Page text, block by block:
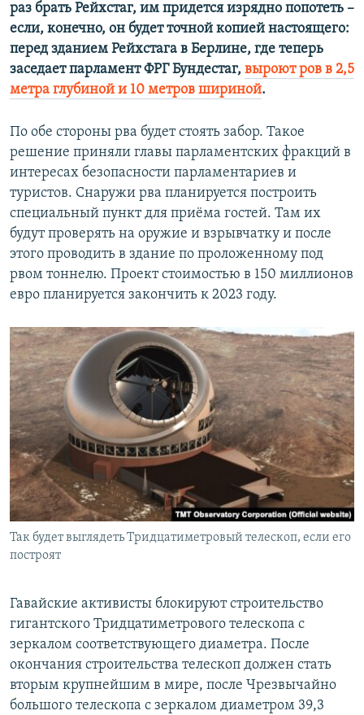
раз брать Рейхстаг, им придется изрядно попотеть –
если, конечно, он будет точной копией настоящего:
перед зданием Рейхстага в Берлине, где теперь
заседает парламент ФРГ Бундестаг, выроют ров в 2,5
метра глубиной и 10 метров шириной.
По обе стороны рва будет стоять забор. Такое
решение приняли главы парламентских фракций в
интересах безопасности парламентариев и
туристов. Снаружи рва планируется построить
специальный пункт для приёма гостей. Там их
будут проверять на оружие и взрывчатку и после
этого проводить в здание по проложенному под
рвом тоннелю. Проект стоимостью в 150 миллионов
евро планируется закончить к 2023 году.
Так будет выглядеть Тридцатиметровый телескоп, если его
построят
Гавайские активисты блокируют строительство
гигантского Тридцатиметрового телескопа с
зеркалом соответствующего диаметра. После
окончания строительства телескоп должен стать
вторым крупнейшим в мире, после Чрезвычайно
большого телескопа с зеркалом диаметром 39,3